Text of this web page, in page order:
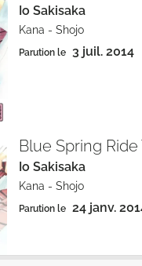
Io Sakisaka
Kana - Shojo
Parution le 3 juil. 2014
Blue Spring Ride
Io Sakisaka
Kana - Shojo
Parution le 24 janv.